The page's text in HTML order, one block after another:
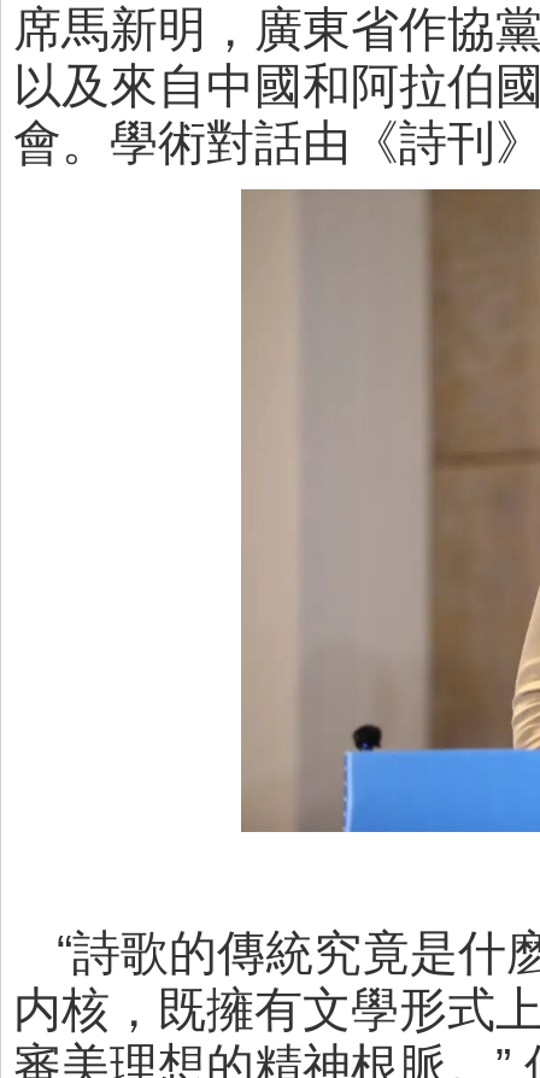
席馬新明，廣東省作協
以及來自中國和阿拉伯
會。學術對話由《詩刊
“詩歌的傳統究竟是什
内核，既擁有文學形式
審美理想的精神根脈。